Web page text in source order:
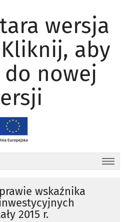
wersja
aby
do nowej
wskaźnika
2015 r.